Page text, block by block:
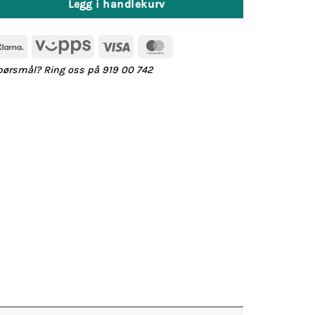
Legg i handlekurv
Klarna Vipps Visa
Ring oss på 919 00 742